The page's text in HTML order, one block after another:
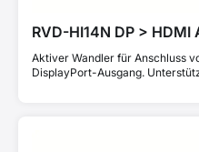
RVD-HI14N DP >
Aktiver Wandler für Anschluss
DisplayPort-Ausgang.